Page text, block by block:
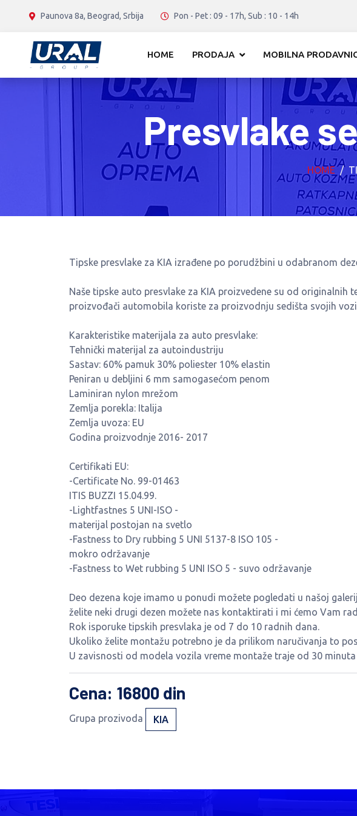
Paunova 8a, Beograd, Srbija Pon - Pet : 09 - 17h, Sub : 10 - 14h
HOME PRODAJA MOBILNA
Presvlake
HOME
Tipske presvlake za KIA izrađene po porudžbini u odabranom
Naše tipske auto presvlake za KIA proizvedene su od originalnih
proizvođači automobila koriste za proizvodnju sedišta svojih
Karakteristike materijala za auto presvlake:
Tehnički materijal za autoindustriju
Sastav: 60% pamuk 30% poliester 10% elastin
Peniran u debljini 6 mm samogasećom penom
Laminiran nylon mrežom
Zemlja porekla: Italija
Zemlja uvoza: EU
Godina proizvodnje 2016- 2017
Certifikati EU:
-Certificate No. 99-01463
ITIS BUZZI 15.04.99.
-Lightfastnes 5 UNI-ISO -
materijal postojan na svetlo
-Fastness to Dry rubbing 5 UNI 5137-8 ISO 105 -
mokro održavanje
-Fastness to Wet rubbing 5 UNI ISO 5 - suvo održavanje
Deo dezena koje imamo u ponudi možete pogledati u našoj
želite neki drugi dezen možete nas kontaktirati i mi ćemo Vam
Rok isporuke tipskih presvlaka je od 7 do 10 radnih dana.
Ukoliko želite montažu potrebno je da prilikom naručivanja to
U zavisnosti od modela vozila vreme montaže traje od 30
Cena: 16800 din
Grupa prozivoda KIA